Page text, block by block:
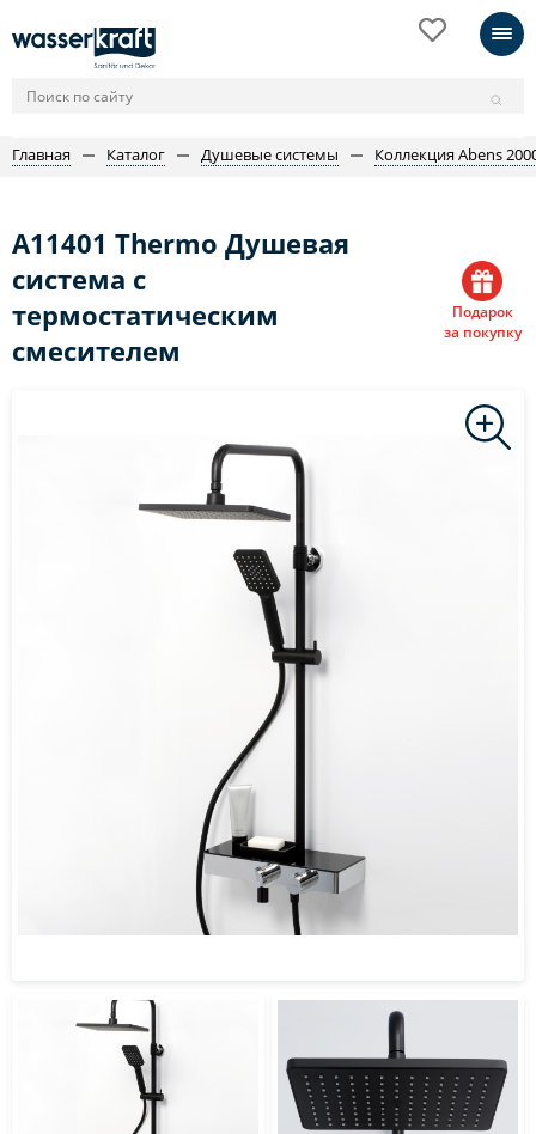
Главная Каталог Душевые системы Коллекция Abens
A11401 Thermo Душевая
система с
термостатическим
смесителем
Подарок
за покупку